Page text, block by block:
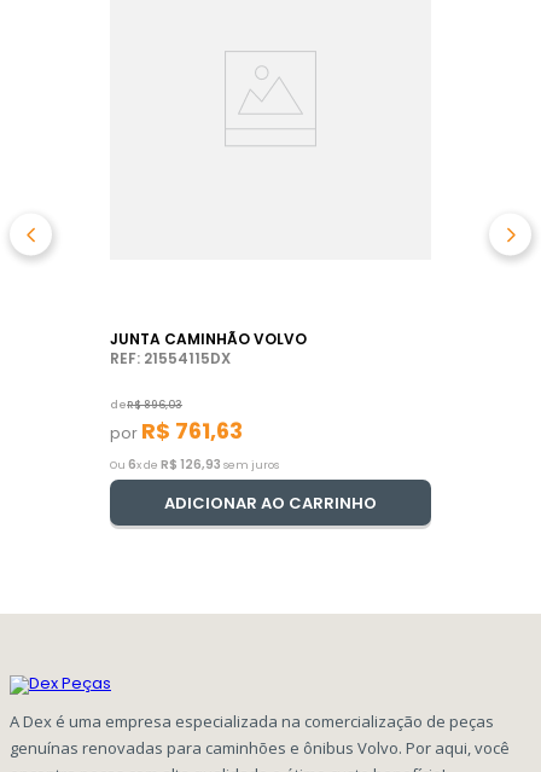
JUNTA CAMINHÃO VOLVO
REF: 21554115DX
deR$896,03
por R$ 761,63
Ou 6x de R$ 126,93 sem juros
ADICIONAR AO CARRINHO
A Dex é uma empresa especializada na comercialização de peças
genuínas renovadas para caminhões e ônibus Volvo. Por aqui, você